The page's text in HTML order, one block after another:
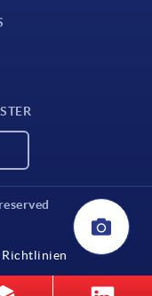
Richtlinien